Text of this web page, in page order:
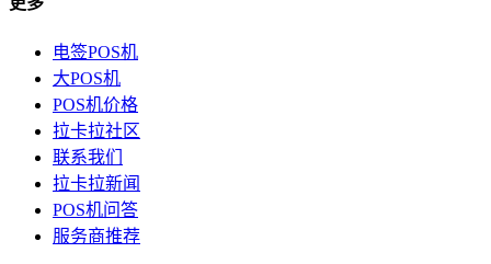
电签POS机
大POS机
POS机价格
拉卡拉社区
联系我们
拉卡拉新闻
POS机问答
服务商推荐